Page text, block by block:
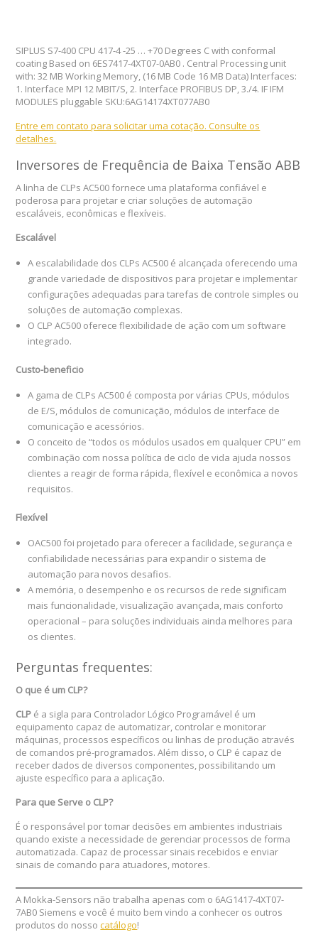
SIPLUS S7-400 CPU 417-4 -25 … +70 Degrees C with conformal
coating Based on 6ES7417-4XT07-0AB0 . Central Processing unit
with: 32 MB Working Memory, (16 MB Code 16 MB Data) Interfaces:
1. Interface MPI 12 MBIT/S, 2. Interface PROFIBUS DP, 3./4. IF IFM
MODULES pluggable SKU:6AG14174XT077AB0
Entre em contato para solicitar uma cotação. Consulte os
detalhes.
Inversores de Frequência de Baixa Tensão ABB
A linha de CLPs AC500 fornece uma plataforma confiável e
poderosa para projetar e criar soluções de automação
escaláveis, econômicas e flexíveis.
Escalável
A escalabilidade dos CLPs AC500 é alcançada oferecendo uma
grande variedade de dispositivos para projetar e implementar
configurações adequadas para tarefas de controle simples ou
soluções de automação complexas.
O CLP AC500 oferece flexibilidade de ação com um software
integrado.
Custo-beneficio
A gama de CLPs AC500 é composta por várias CPUs, módulos
de E/S, módulos de comunicação, módulos de interface de
comunicação e acessórios.
O conceito de “todos os módulos usados ​​em qualquer CPU” em
combinação com nossa política de ciclo de vida ajuda nossos
clientes a reagir de forma rápida, flexível e econômica a novos
requisitos.
Flexível
OAC500 foi projetado para oferecer a facilidade, segurança e
confiabilidade necessárias para expandir o sistema de
automação para novos desafios.
A memória, o desempenho e os recursos de rede significam
mais funcionalidade, visualização avançada, mais conforto
operacional – para soluções individuais ainda melhores para
os clientes.
Perguntas frequentes:
O que é um CLP?
CLP é a sigla para Controlador Lógico Programável é um
equipamento capaz de automatizar, controlar e monitorar
máquinas, processos específicos ou linhas de produção através
de comandos pré-programados. Além disso, o CLP é capaz de
receber dados de diversos componentes, possibilitando um
ajuste específico para a aplicação.
Para que Serve o CLP?
É o responsável por tomar decisões em ambientes industriais
quando existe a necessidade de gerenciar processos de forma
automatizada. Capaz de processar sinais recebidos e enviar
sinais de comando para atuadores, motores.
A Mokka-Sensors não trabalha apenas com o 6AG1417-4XT07-
7AB0 Siemens e você é muito bem vindo a conhecer os outros
produtos do nossocatálogo!